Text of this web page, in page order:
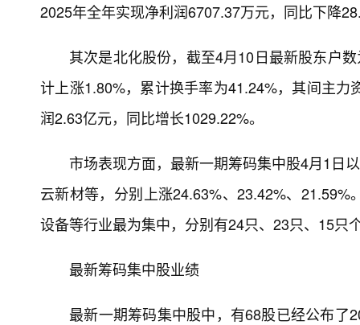
2025年全年实现净利润6707.37万元，同比下降
其次是北化股份，截至4月10日最新股东户
计上涨1.80%，累计换手率为41.24%，其间主
润2.63亿元，同比增长1029.22%。
市场表现方面，最新一期筹码集中股4月1日
云新材等，分别上涨24.63%、23.42%、
设备等行业最为集中，分别有24只、23只、15只
最新筹码集中股业绩
最新一期筹码集中股中，有68股已经公布了